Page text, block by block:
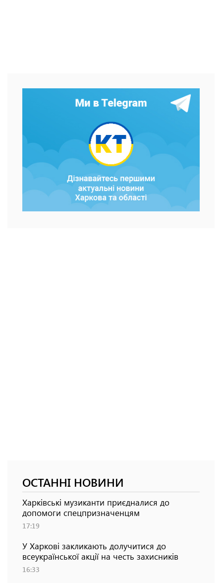
ОСТАННІ НОВИНИ
Харківські музиканти приєдналися до
допомоги спецпризначенцям
17:19
У Харкові закликають долучитися до
всеукраїнської акції на честь захисників
16:33